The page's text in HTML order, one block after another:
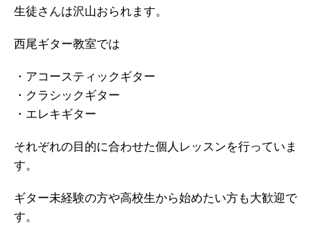
生徒さんは沢山おられます。
西尾ギター教室では
・アコースティックギター
・クラシックギター
・エレキギター
それぞれの目的に合わせた個人レッスンを行っていま
す。
ギター未経験の方や高校生から始めたい方も大歓迎で
す。